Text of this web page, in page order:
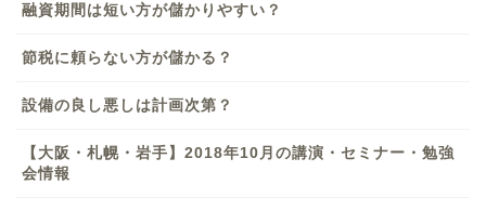
融資期間は短い方が儲かりやすい？
節税に頼らない方が儲かる？
設備の良し悪しは計画次第？
【大阪・札幌・岩手】2018年10月の講演・セミナー・勉強
会情報